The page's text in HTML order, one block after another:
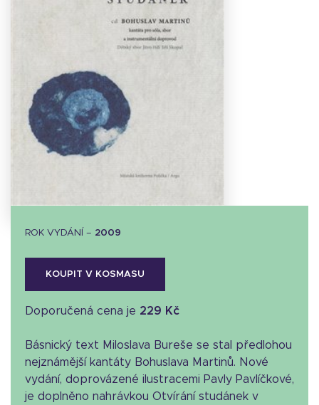
ROK VYDÁNÍ – 2009
KOUPIT V KOSMASU
Doporučená cena je 229 Kč
Básnický text Miloslava Bureše se stal předlohou
nejznámější kantáty Bohuslava Martinů. Nové
vydání, doprovázené ilustracemi Pavly Pavlíčkové,
je doplněno nahrávkou Otvírání studánek v